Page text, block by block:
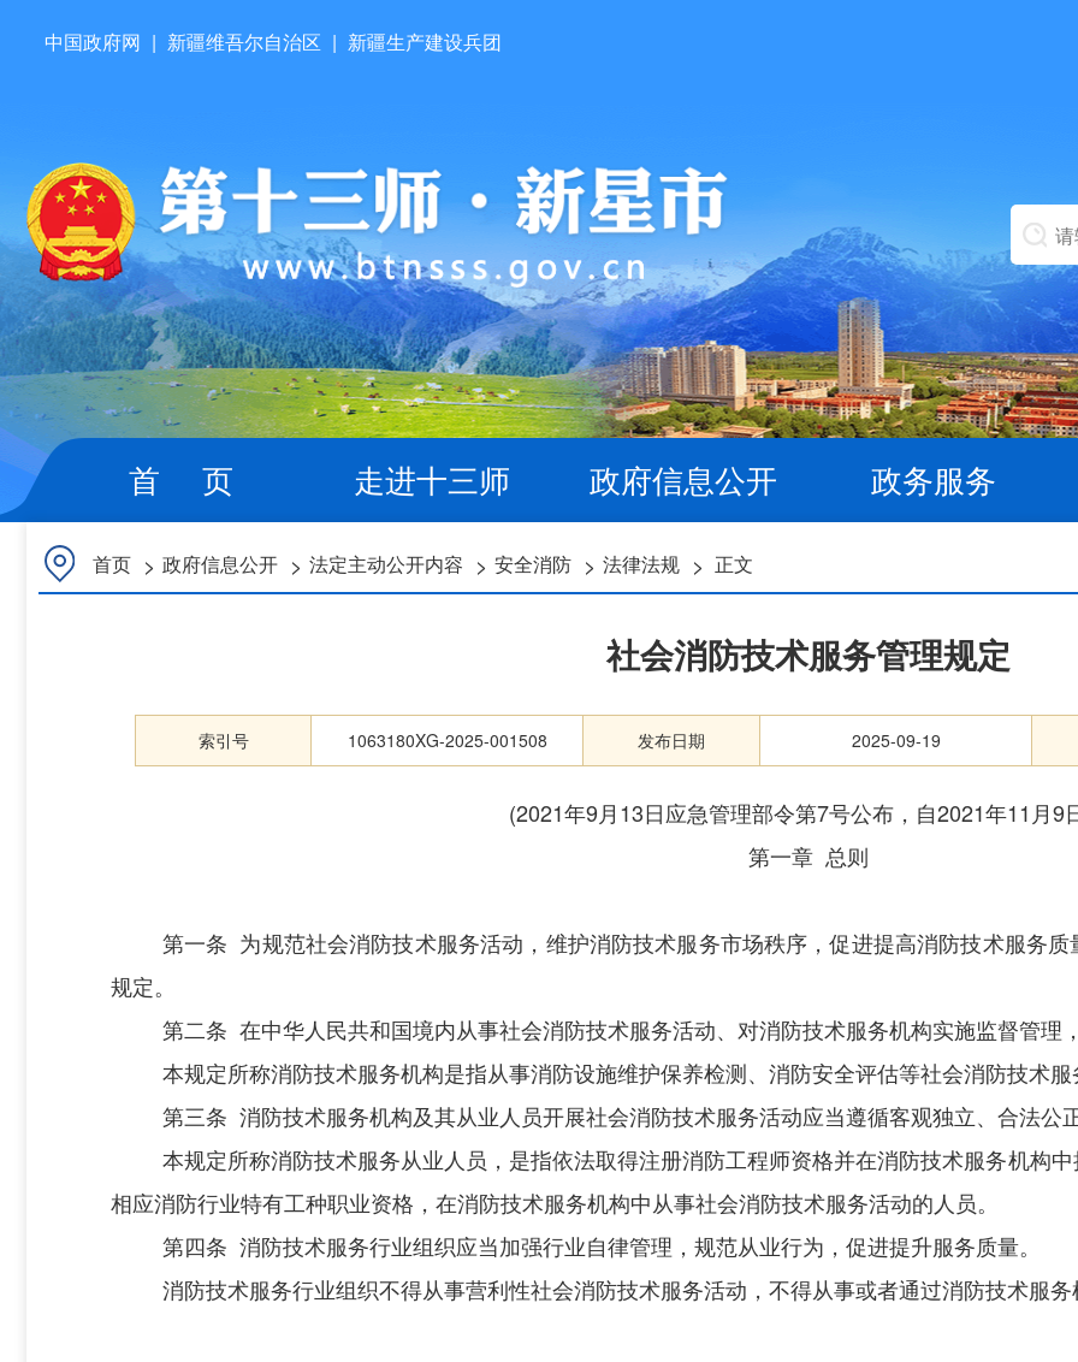
中国政府网 | 新疆维吾尔自治区 | 新疆生产建设兵团
首 页 走进十三师 政府信息公开 政务服务
首页 > 政府信息公开 > 法定主动公开内容 > 安全消防 > 法律法规 > 正文
社会消防技术服务管理规定
索引号 1063180XG-2025-001508 发布日期 2025-09-19
(2021年9月13日应急管理部令第7号公布，自2021年11月9
第一章 总则
第一条 为规范社会消防技术服务活动，维护消防技术服务市场秩序，促进提高消防技术服务
规定。
第二条 在中华人民共和国境内从事社会消防技术服务活动、对消防技术服务机构实施监督管理
本规定所称消防技术服务机构是指从事消防设施维护保养检测、消防安全评估等社会消防技术服
第三条 消防技术服务机构及其从业人员开展社会消防技术服务活动应当遵循客观独立、合法公
本规定所称消防技术服务从业人员，是指依法取得注册消防工程师资格并在消防技术服务机构
相应消防行业特有工种职业资格，在消防技术服务机构中从事社会消防技术服务活动的人员。
第四条 消防技术服务行业组织应当加强行业自律管理，规范从业行为，促进提升服务质量。
消防技术服务行业组织不得从事营利性社会消防技术服务活动，不得从事或者通过消防技术服务